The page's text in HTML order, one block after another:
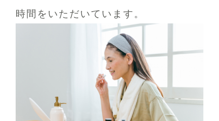
時間をいただいています。